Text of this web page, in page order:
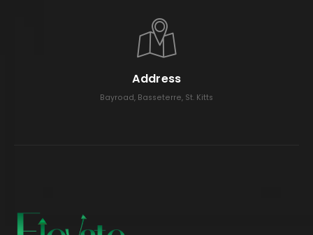
Address
Bayroad, Basseterre, St. Kitts